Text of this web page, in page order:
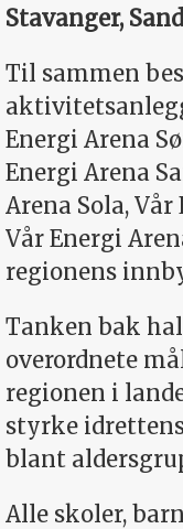
Stavanger,
Til sammen
Energi Arena
Energi Arena
Arena Sola,
Vår Energi
regionens
Tanken bak
overordnete
regionen i
styrke
blant
Alle skoler,